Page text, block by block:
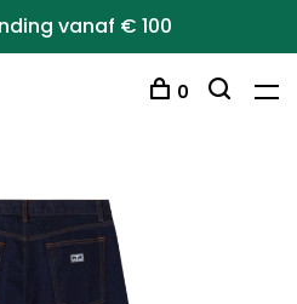
vanaf € 100
0